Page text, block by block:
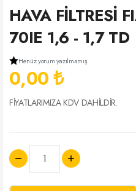
HAVA FİLTRESİ
70IE 1,6 - 1,7 TD
Henüz yorum yazılmamış.
0,00 ₺
FİYATLARIMIZA KDV DAHİLDİR.